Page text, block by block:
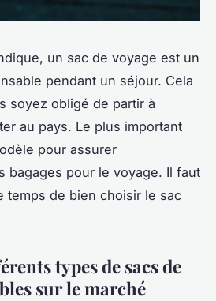
un sac de voyage est un
pendant un séjour. Cela
soyez obligé de partir à
au pays. Le plus important
pour assurer
bagages pour le voyage. Il faut
temps de bien choisir le sac
types de sacs de
sur le marché